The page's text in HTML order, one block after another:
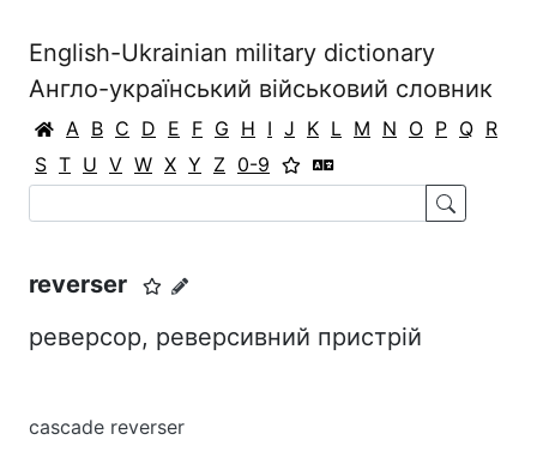
English-Ukrainian military dictionary
Англо-український військовий словник
A B C D E F G H I J K L M N O P Q R
S T U V W X Y Z 0-9
reverser
реверсор, реверсивний пристрій
cascade reverser